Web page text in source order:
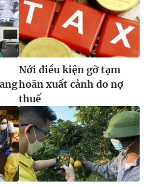
Nới điều kiện gỡ tạm
hoãn xuất cảnh do nợ
thuế